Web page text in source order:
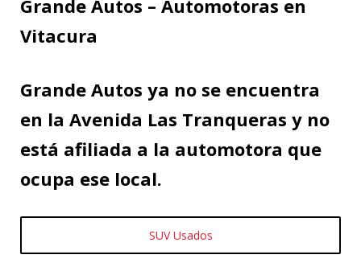
Grande Autos – Automotoras en
Vitacura
Grande Autos ya no se encuentra
en la Avenida Las Tranqueras y no
está afiliada a la automotora que
ocupa ese local.
SUV Usados